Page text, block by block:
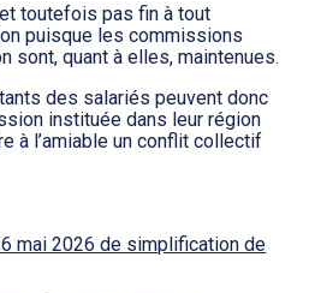
toutefois pas fin à tout
puisque les commissions
sont, quant à elles, maintenues.
des salariés peuvent donc
instituée dans leur région
à l’amiable un conflit collectif
mai 2026 de simplification de